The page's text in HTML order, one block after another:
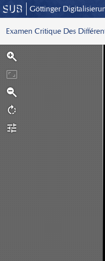
Göttinger
Examen Critique Des